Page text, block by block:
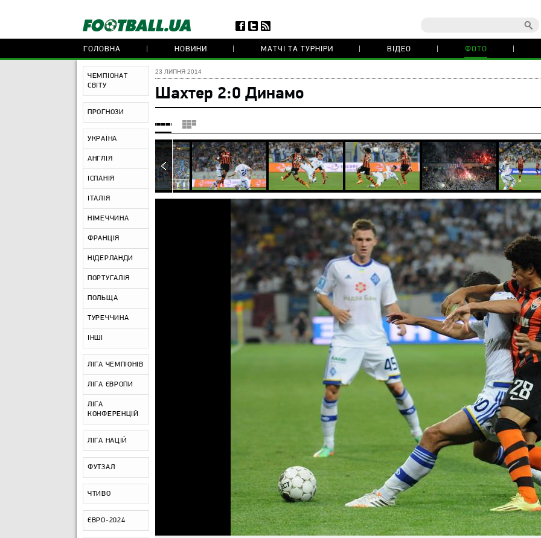
ГОЛОВНА НОВИНИ МАТЧІ ТА ТУРНІРИ ВІДЕО ФОТО
ЧЕМПІОНАТ
СВІТУ
ПРОГНОЗИ
УКРАЇНА
АНГЛІЯ
ІСПАНІЯ
ІТАЛІЯ
НІМЕЧЧИНА
ФРАНЦІЯ
НІДЕРЛАНДИ
ПОРТУГАЛІЯ
ПОЛЬЩА
ТУРЕЧЧИНА
ІНШІ
ЛІГА ЧЕМПІОНІВ
ЛІГА ЄВРОПИ
ЛІГА
КОНФЕРЕНЦІЙ
ЛІГА НАЦІЙ
ФУТЗАЛ
ЧТИВО
ЄВРО-2024
23 ЛИПНЯ 2014
Шахтер 2:0 Динамо